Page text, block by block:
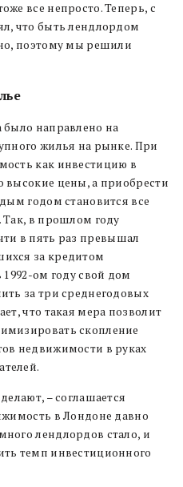
все непросто. Теперь, с
что быть лендлордом
поэтому мы решили
было направлено на
жилья на рынке. При
как инвестицию в
высокие цены, а приобрести
годом становится все
Так, в прошлом году
в пять раз превышал
за кредитом
ом году свой дом
за три среднегодовых
что такая мера позволит
скопление
недвижимости в руках
– соглашается
в Лондоне давно
лендлордов стало, и
темп инвестиционного